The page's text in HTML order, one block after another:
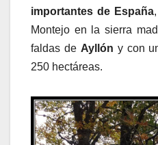
importantes de España
Montejo en la sierra
faldas de Ayllón y con
250 hectáreas.